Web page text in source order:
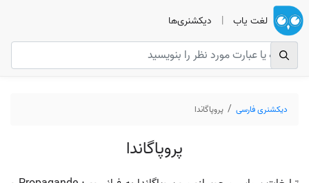
لغت یاب | دیکشنری‌ها
دیکشنری فارسی پروپاگاندا
پروپاگاندا